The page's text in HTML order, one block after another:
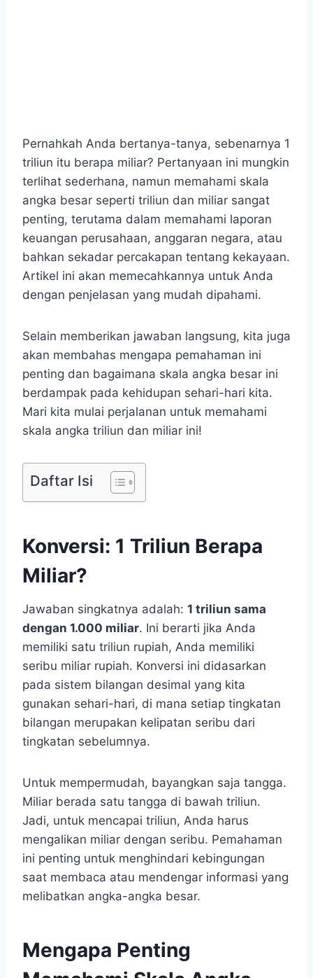
Pernahkah Anda bertanya-tanya, sebenarnya 1
triliun itu berapa miliar? Pertanyaan ini mungkin
terlihat sederhana, namun memahami skala
angka besar seperti triliun dan miliar sangat
penting, terutama dalam memahami laporan
keuangan perusahaan, anggaran negara, atau
bahkan sekadar percakapan tentang kekayaan.
Artikel ini akan memecahkannya untuk Anda
dengan penjelasan yang mudah dipahami.
Selain memberikan jawaban langsung, kita juga
akan membahas mengapa pemahaman ini
penting dan bagaimana skala angka besar ini
berdampak pada kehidupan sehari-hari kita.
Mari kita mulai perjalanan untuk memahami
skala angka triliun dan miliar ini!
Daftar Isi
Konversi: 1 Triliun Berapa
Miliar?
Jawaban singkatnya adalah: 1 triliun sama
dengan 1.000 miliar. Ini berarti jika Anda
memiliki satu triliun rupiah, Anda memiliki
seribu miliar rupiah. Konversi ini didasarkan
pada sistem bilangan desimal yang kita
gunakan sehari-hari, di mana setiap tingkatan
bilangan merupakan kelipatan seribu dari
tingkatan sebelumnya.
Untuk mempermudah, bayangkan saja tangga.
Miliar berada satu tangga di bawah triliun.
Jadi, untuk mencapai triliun, Anda harus
mengalikan miliar dengan seribu. Pemahaman
ini penting untuk menghindari kebingungan
saat membaca atau mendengar informasi yang
melibatkan angka-angka besar.
Mengapa Penting